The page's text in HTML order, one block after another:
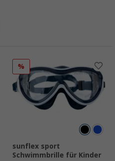
%
sunflex sport
Schwimmbrille für Kinder